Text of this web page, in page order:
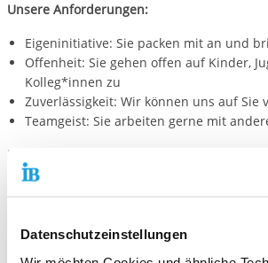
Datenschutzeinstellungen
Unsere Anforderungen:
Eigeninitiative: Sie packen mit an und
Offenheit: Sie gehen offen auf Kinder,
Kolleg*innen zu
Zuverlässigkeit: Wir können uns auf Sie
Teamgeist: Sie arbeiten gerne mit
Deine Benefits:
feste Ansprechpersonen
Zeugnis und Zertifikat für den